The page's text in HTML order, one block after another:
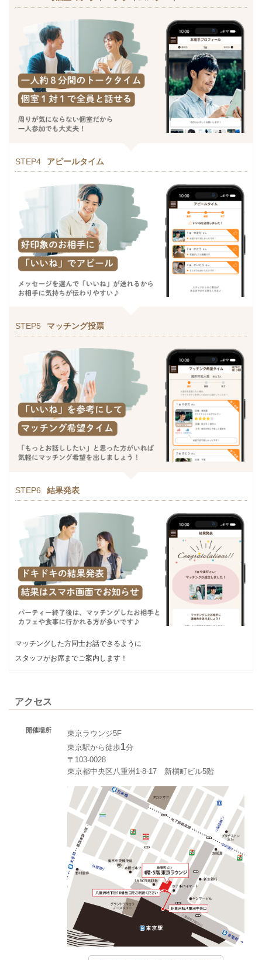
STEP4 アピールタイム
STEP5 マッチング投票
STEP6 結果発表
マッチングした方同士お話できるように
スタッフがお席までご案内します！
アクセス
開催場所
東京ラウンジ5F
東京駅から徒歩1分
〒103-0028
東京都中央区八重洲1-8-17 新槇町ビル5階